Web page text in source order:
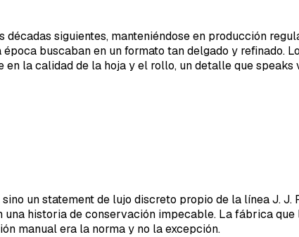
siguientes, manteniéndose en producción
buscaban en un formato tan delgado y refinado.
la calidad de la hoja y el rollo, un detalle que
un statement de lujo discreto propio de la línea J. J.
historia de conservación impecable. La fábrica
manual era la norma y no la excepción.